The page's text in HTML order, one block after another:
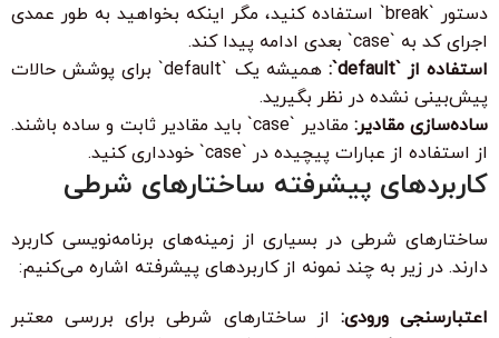
دستور `break` استفاده کنید، مگر اینکه بخواهید به طور عمدی
اجرای کد به `case` بعدی ادامه پیدا کند.
استفاده از `default`:
همیشه یک `default` برای پوشش حالات
پیش‌بینی نشده در نظر بگیرید.
ساده‌سازی مقادیر:
مقادیر `case` باید مقادیر ثابت و ساده باشند.
از استفاده از عبارات پیچیده در `case` خودداری کنید.
کاربردهای پیشرفته ساختارهای شرطی
ساختارهای شرطی در بسیاری از زمینه‌های برنامه‌نویسی کاربرد
دارند. در زیر به چند نمونه از کاربردهای پیشرفته اشاره می‌کنیم:
اعتبارسنجی ورودی: از ساختارهای شرطی برای بررسی معتبر